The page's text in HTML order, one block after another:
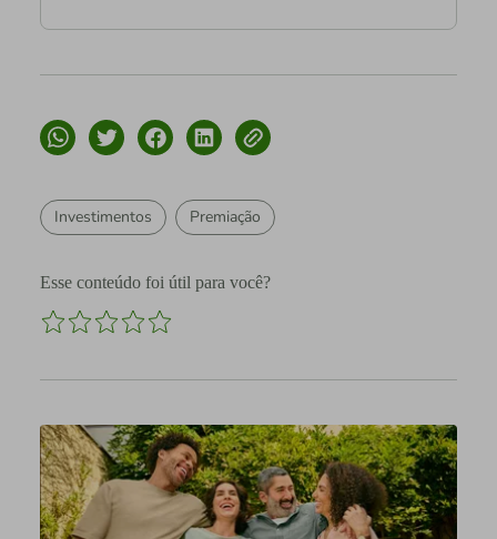
Investimentos Premiação
Esse conteúdo foi útil para você?